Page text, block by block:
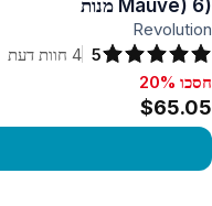
(Mauve) 6 מנות
Revolution
5
4 חוות דעת
חסכו 20%, $65.05
חסכו 20%
$65.05